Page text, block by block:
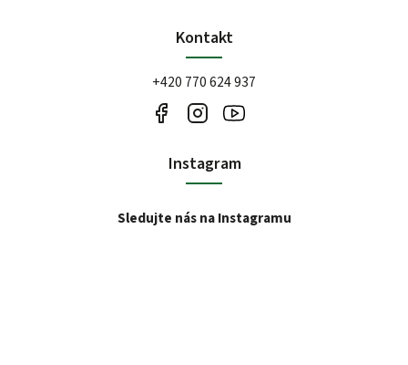
Kontakt
+420 770 624 937
Instagram
Sledujte nás na Instagramu